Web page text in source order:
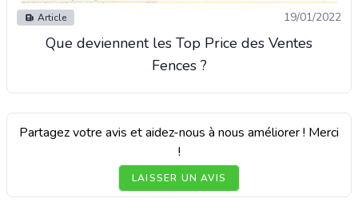
Article 19/01/2022
Que deviennent les Top Price des Ventes
Fences ?
Partagez votre avis et aidez-nous à nous améliorer ! Merci
!
LAISSER UN AVIS